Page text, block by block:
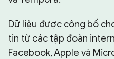
Dữ liệu được công bố
tin từ các tập đoàn
Facebook, Apple và